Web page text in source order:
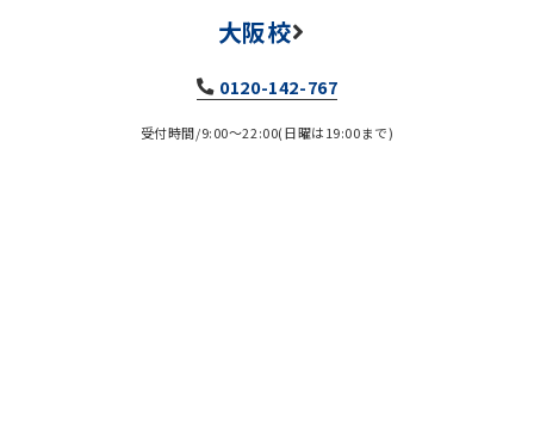
大阪校
0120-142-767
受付時間/9:00～22:00(日曜は19:00まで)